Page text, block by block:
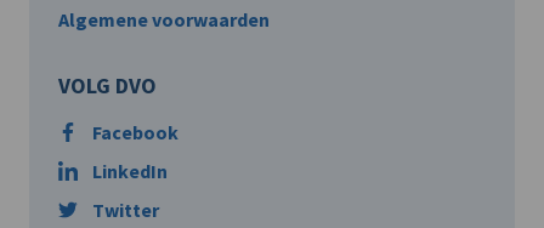
Algemene voorwaarden
VOLG DVO
Facebook
LinkedIn
Twitter